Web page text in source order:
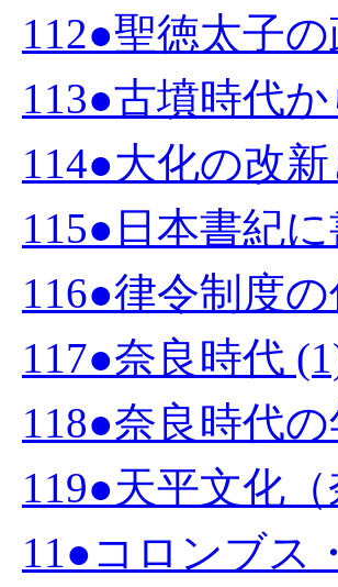
112●聖徳太子
113●古墳時代
114●大化の改
115●日本書紀
116●律令制度
117●奈良時代
118●奈良時代
119●天平文化
11●コロンブス